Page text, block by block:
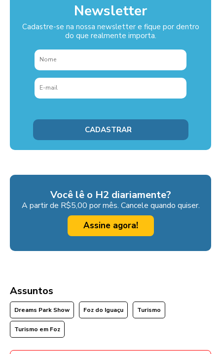
Newsletter
Cadastre-se na nossa newsletter e fique por dentro
do que realmente importa.
Você lê o H2 diariamente?
A partir de R$5,00 por mês. Cancele quando quiser.
Assine agora!
Assuntos
Dreams Park Show Foz do Iguaçu Turismo
Turismo em Foz